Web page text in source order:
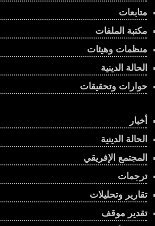
متابعات
مكتبة الملفات
منظمات وهيئات
الحالة الدينية
حوارات وتحقيقات
أخبار
الحالة الدينية
المجتمع الإفريقي
ترجمات
تقارير وتحليلات
تقدير موقف